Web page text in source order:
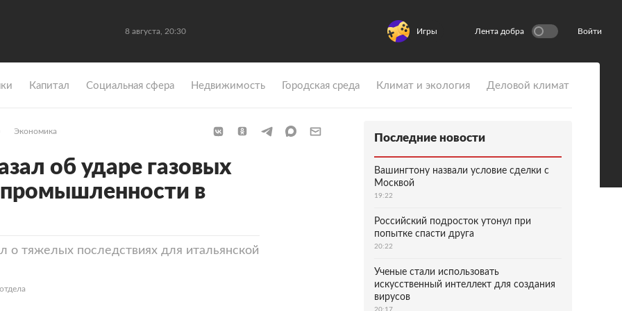
8 августа, 20:30 Игры Лента добра Войти
Капитал Социальная сфера Недвижимость Городская среда Климат и экология Деловой климат
Экономика
об ударе газовых
в
о тяжелых последствиях для итальянской
Последние новости
Вашингтону назвали условие сделки с
Москвой
19:22
Российский подросток утонул при
попытке спасти друга
20:22
Ученые стали использовать
искусственный интеллект для создания
вирусов
20:17